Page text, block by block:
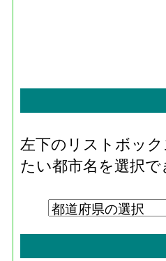
左下のリストボッ
たい都市名を選択で